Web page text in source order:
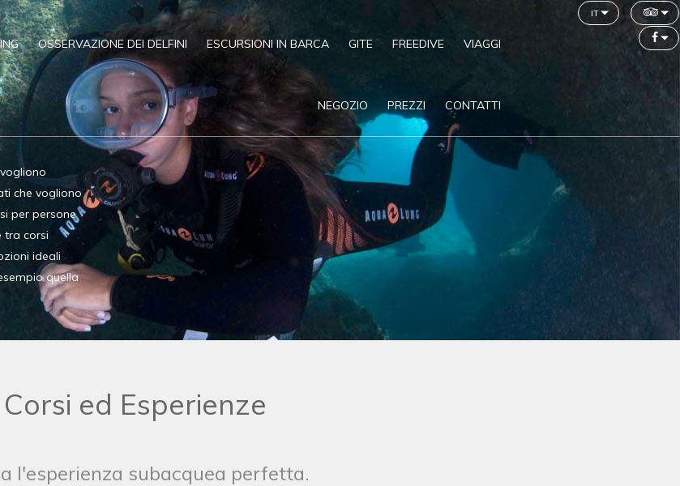
OSSERVAZIONE DEI DELFINI ESCURSIONI IN BARCA GITE FREEDIVE VIAGGI
NEGOZIO PREZZI CONTATTI
it
che vogliono
per persone
tra corsi
ideali
quella
Corsi ed Esperienze
l'esperienza subacquea perfetta.